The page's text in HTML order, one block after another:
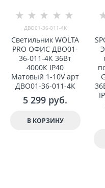
ДВО01-36-011-4К
Светильник WOLTA
PRO ОФИС ДВО01-
36-011-4К 36Вт
4000К IP40
Матовый 1-10V арт
ДВО01-36-011-4К
5 299 руб.
В КОРЗИНУ